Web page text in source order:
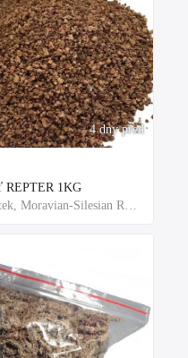
4 dny před
REPTER 1KG
Frýdek-Místek, Moravian-Silesian Region,Others